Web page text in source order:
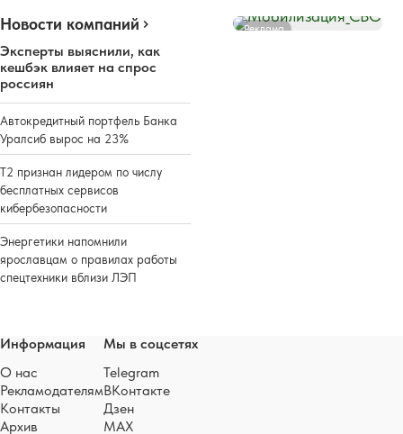
Новости компаний
Эксперты выяснили, как
кешбэк влияет на спрос
россиян
Автокредитный портфель Банка
Уралсиб вырос на 23%
Т2 признан лидером по числу
бесплатных сервисов
кибербезопасности
Энергетики напомнили
ярославцам о правилах работы
спецтехники вблизи ЛЭП
Реклама
Информация
О нас
Рекламодателям
Контакты
Архив
Мы в соцсетях
Telegram
ВКонтакте
Дзен
MAX